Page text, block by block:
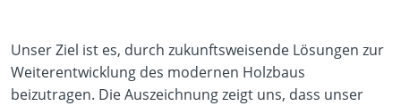
Unser Ziel ist es, durch zukunftsweisende Lösungen zur
Weiterentwicklung des modernen Holzbaus
beizutragen. Die Auszeichnung zeigt uns, dass unser